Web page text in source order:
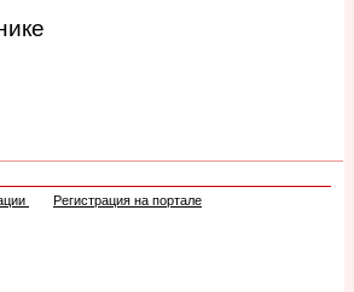
Регистрация на портале